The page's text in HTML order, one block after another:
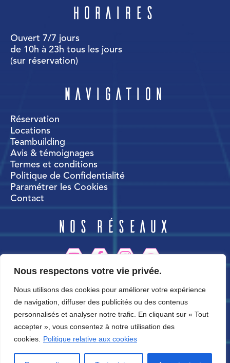
Nous respectons votre vie privée.
Nous utilisons des cookies pour améliorer votre expérience
de navigation, diffuser des publicités ou des contenus
personnalisés et analyser notre trafic. En cliquant sur « Tout
accepter », vous consentez à notre utilisation des
cookies.
Politique relative aux cookies
Horaires
Ouvert 7/7 jours
de 10h à 23h tous les jours
(sur réservation)
Navigation
Réservation
Locations
Teambuilding
Avis & témoignages
Termes et conditions
Politique de Confidentialité
Paramétrer les Cookies
Contact
Nos réseaux
CortexWorld